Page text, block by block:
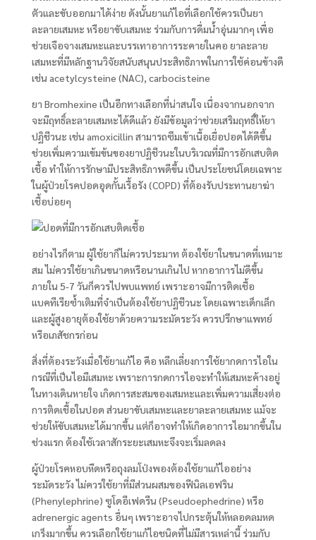
ตัวและขับออกมาได้ง่าย ดังนั้นยาแก้ไอที่เลือกใช้ควรเป็นยา
ละลายเสมหะ หรือยาขับเสมหะ ร่วมกับการดื่มน้ำอุ่นมากๆ เพื่อ
ช่วยเจือจางเสมหะและบรรเทาอาการระคายในคอ ยาละลาย
เสมหะที่มีหลักฐานวิจัยสนับสนุนประสิทธิภาพในการใช้ค่อนข้างดี
เช่น acetylcysteine (NAC), carbocisteine
ยา Bromhexine เป็นอีกทางเลือกที่น่าสนใจ เนื่องจากนอกจาก
จะมีฤทธิ์ละลายเสมหะได้ดีแล้ว ยังมีข้อมูลว่าช่วยเสริมฤทธิ์ให้ยา
ปฏิชีวนะ เช่น amoxicillin สามารถซึมเข้าเนื้อเยื่อปอดได้ดีขึ้น
ช่วยเพิ่มความเข้มข้นของยาปฏิชีวนะในบริเวณที่มีการอักเสบติด
เชื้อ ทำให้การรักษามีประสิทธิภาพดีขึ้น เป็นประโยชน์โดยเฉพาะ
ในผู้ป่วยโรคปอดอุดกั้นเรื้อรัง (COPD) ที่ต้องรับประทานยาฆ่า
เชื้อบ่อยๆ
อย่างไรก็ตาม ผู้ใช้ยาก็ไม่ควรประมาท ต้องใช้ยาในขนาดที่เหมาะ
สม ไม่ควรใช้ยาเกินขนาดหรือนานเกินไป หากอาการไม่ดีขึ้น
ภายใน 5-7 วันก็ควรไปพบแพทย์ เพราะอาจมีการติดเชื้อ
แบคทีเรียซ้ำเติมที่จำเป็นต้องใช้ยาปฏิชีวนะ โดยเฉพาะเด็กเล็ก
และผู้สูงอายุต้องใช้ยาด้วยความระมัดระวัง ควรปรึกษาแพทย์
หรือเภสัชกรก่อน
สิ่งที่ต้องระวังเมื่อใช้ยาแก้ไอ คือ หลีกเลี่ยงการใช้ยากดการไอใน
กรณีที่เป็นไอมีเสมหะ เพราะการกดการไอจะทำให้เสมหะค้างอยู่
ในทางเดินหายใจ เกิดการสะสมของเสมหะและเพิ่มความเสี่ยงต่อ
การติดเชื้อในปอด ส่วนยาขับเสมหะและยาละลายเสมหะ แม้จะ
ช่วยให้ขับเสมหะได้มากขึ้น แต่ก็อาจทำให้เกิดอาการไอมากขึ้นใน
ช่วงแรก ต้องใช้เวลาสักระยะเสมหะจึงจะเริ่มลดลง
ผู้ป่วยโรคหอบหืดหรือถุงลมโป่งพองต้องใช้ยาแก้ไออย่าง
ระมัดระวัง ไม่ควรใช้ยาที่มีส่วนผสมของฟีนิลเอฟริน
(Phenylephrine) ซูโดอีเฟดรีน (Pseudoephedrine) หรือ
adrenergic agents อื่นๆ เพราะอาจไปกระตุ้นให้หลอดลมหด
เกร็งมากขึ้น ควรเลือกใช้ยาแก้ไอชนิดที่ไม่มีสารเหล่านี้ ร่วมกับ